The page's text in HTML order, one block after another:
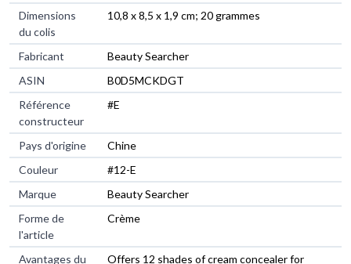
Dimensions
du colis
10,8 x 8,5 x 1,9 cm; 20 grammes
Fabricant
Beauty Searcher
ASIN
B0D5MCKDGT
Référence
constructeur
#E
Pays d'origine
Chine
Couleur
#12-E
Marque
Beauty Searcher
Forme de
l'article
Crème
Avantages du Offers 12 shades of cream concealer for